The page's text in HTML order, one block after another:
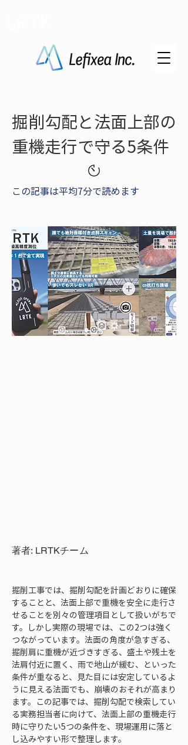
掘削勾配と法面上部の
重機走行で守る5条件
この記事は平均7分で読めます
著者: LRTKチーム
掘削工事では、掘削勾配を計画どおりに確保
することと、法面上部で重機を安全に走行さ
せることを別々の管理項目として扱いがちで
す。しかし実際の現場では、この2つは強く
つながっています。法面の角度が急すぎる、
掘削肩に重機が近づきすぎる、盛土や残土を
法肩付近に置く、雨で地山が緩む、といった
条件が重なると、見た目には安定しているよ
うに見える法面でも、崩壊のおそれが高まり
ます。この記事では、掘削勾配で検索してい
る実務担当者に向けて、法面上部の重機走行
時に守りたい5つの条件を、現場運用に落と
し込みやすい形で整理します。